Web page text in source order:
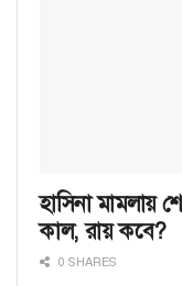
হাসিনা মামলায়
কাল, রায় কবে?
0 SHARES